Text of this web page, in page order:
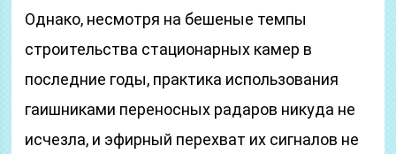
Однако, несмотря на бешеные темпы
строительства стационарных камер в
последние годы, практика использования
гаишниками переносных радаров никуда не
исчезла, и эфирный перехват их сигналов не